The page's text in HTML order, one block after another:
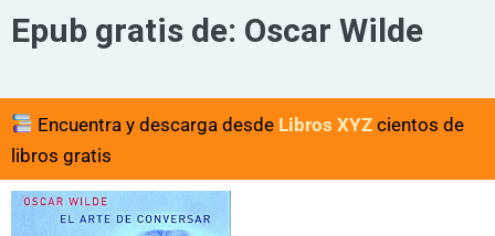
Epub gratis de: Oscar Wilde
Encuentra y descarga desde Libros XYZcientos de
libros gratis